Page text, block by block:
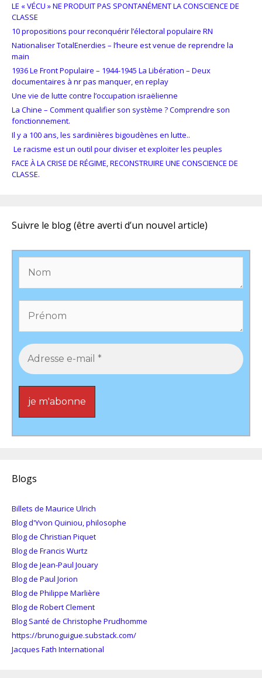
LE « VÉCU » NE PRODUIT PAS SPONTANÉMENT LA CONSCIENCE DE
CLASSE
10 propositions pour reconquérir l’électoral populaire RN
Nationaliser TotalEnerdies – l’heure est venue de reprendre la
main
1936 Le Front Populaire – 1944-1945 La Libération – Deux
documentaires à nr pas manquer, en replay
Une vie de lutte contre l’occupation israëlienne
La Chine – Comment qualifier son système ? Comprendre son
fonctionnement.
Il y a 100 ans, les sardinières bigoudènes en lutte..
Le racisme est un outil pour diviser et exploiter les peuples
FACE À LA CRISE DE RÉGIME, RECONSTRUIRE UNE CONSCIENCE DE
CLASSE.
Suivre le blog (être averti d’un nouvel article)
Blogs
Billets de Maurice Ulrich
Blog d'Yvon Quiniou, philosophe
Blog de Christian Piquet
Blog de Francis Wurtz
Blog de Jean-Paul Jouary
Blog de Paul Jorion
Blog de Philippe Marlière
Blog de Robert Clement
Blog Santé de Christophe Prudhomme
https://brunoguigue.substack.com/
Jacques Fath International